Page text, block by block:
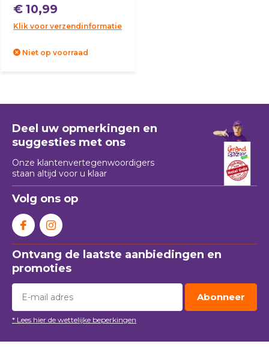
€ 10,99
Klik voor verzendinformatie
Niet op voorraad
Deel uw opmerkingen en
suggesties met ons
Onze klantenvertegenwoordigers
staan ​​altijd voor u klaar
Volg ons op
Ontvang de laatste aanbiedingen en
promoties
Abonneer
* Lees hier de wettelijke beperkingen